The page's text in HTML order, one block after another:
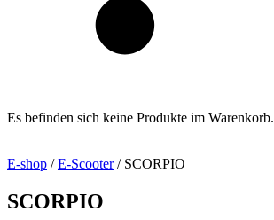
Es befinden sich keine Produkte im Warenkorb.
E-shop /E-Scooter/ SCORPIO
SCORPIO